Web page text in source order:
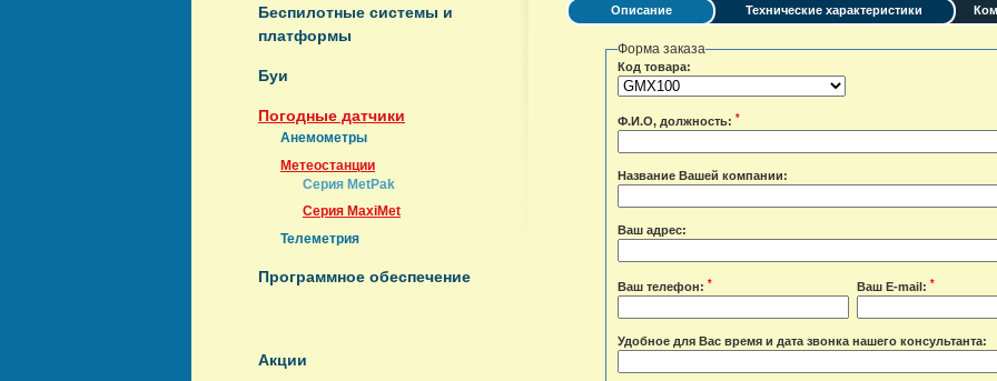
Беспилотные системы и
платформы
Буи
Погодные датчики
Анемометры
Метеостанции
Серия MetPak
Серия MaxiMet
Телеметрия
Программное обеспечение
Акции
Описание Технические характеристики
Форма заказа
Код товара:
Ф.И.О, должность: *
Название Вашей компании:
Ваш адрес:
Ваш телефон: * Ваш E-mail: *
Удобное для Вас время и дата звонка нашего консультанта: